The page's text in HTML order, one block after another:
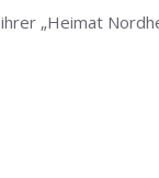
„Heimat